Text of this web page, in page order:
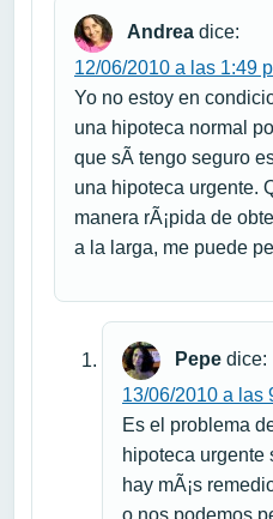
Andrea dice:
12/06/2010 a las 1:49
Yo no estoy en
una hipoteca normal
que sÃ­ tengo seguro
una hipoteca urgente.
manera rÃ¡pida de
a la larga, me puede
Pepe dice:
13/06/2010 a las
Es el problema
hipoteca urgente
hay mÃ¡s